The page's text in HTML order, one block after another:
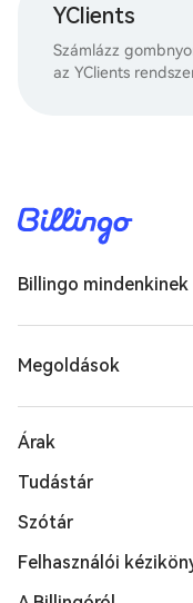
YClients
Számlázz
az YClients
Billingo mindenkinek
Megoldások
Árak
Tudástár
Szótár
Felhasználói